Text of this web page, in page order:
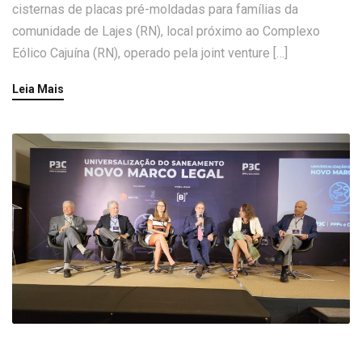
cisternas de placas pré-moldadas para famílias da
comunidade de Lajes (RN), local próximo ao Complexo
Eólico Cajuína (RN), operado pela joint venture […]
Leia Mais